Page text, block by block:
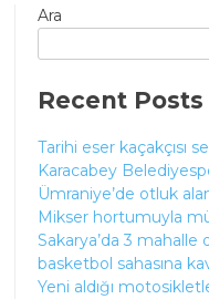
Ara
Recent Posts
Tarihi eser kaçakçısı
Karacabey
Ümraniye’de otluk
Mikser hortumuyla
Sakarya’da 3
basketbol sahasına
Yeni aldığı